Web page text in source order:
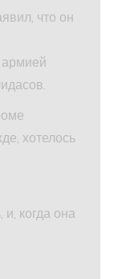
что он
армией
хотелось
и, когда она